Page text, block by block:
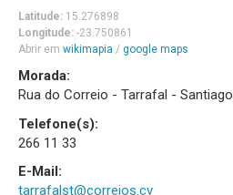
Latitude: 15.276898
Longitude: -23.750861
Abrir em wikimapia / google maps
Morada:
Rua do Correio - Tarrafal - Santiago
Telefone(s):
266 11 33
E-Mail:
tarrafalst@correios.cv